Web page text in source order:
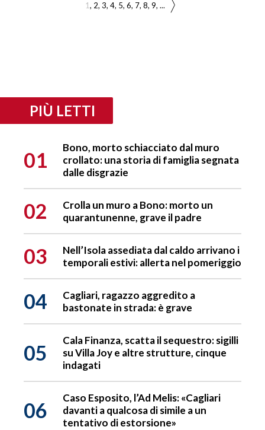
1 2 3 4 5 6 7 8 9 ...
PIÙ LETTI
01
Bono, morto schiacciato dal muro
crollato: una storia di famiglia segnata
dalle disgrazie
02
Crolla un muro a Bono: morto un
quarantunenne, grave il padre
03
Nell’Isola assediata dal caldo arrivano i
temporali estivi: allerta nel pomeriggio
04
Cagliari, ragazzo aggredito a
bastonate in strada: è grave
05
Cala Finanza, scatta il sequestro: sigilli
su Villa Joy e altre strutture, cinque
indagati
06
Caso Esposito, l’Ad Melis: «Cagliari
davanti a qualcosa di simile a un
tentativo di estorsione»